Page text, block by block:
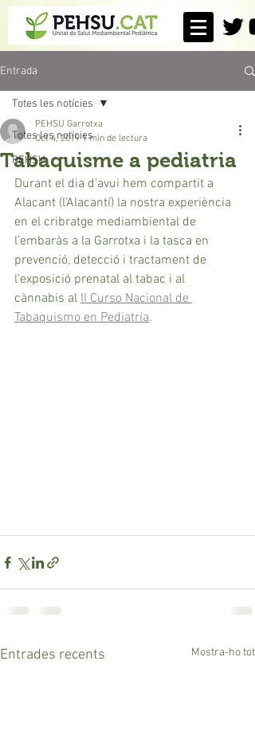
Entrada
Totes les notícies
PEHSU
Totes les notícies
Tabaquisme a pediatria
PEHSU Garrotxa
Oct 4, 2019 1 min de lectura
Durant el dia d'avui hem compartit a
Alacant (l'Alacantí) la nostra experiència
en el cribratge mediambiental de
l’embaràs a la Garrotxa i la tasca en
prevenció, detecció i tractament de
l'exposició prenatal al tabac i al
cànnabis al II Curso Nacional de
Tabaquismo en Pediatría.
Entrades recents Mostra-ho tot